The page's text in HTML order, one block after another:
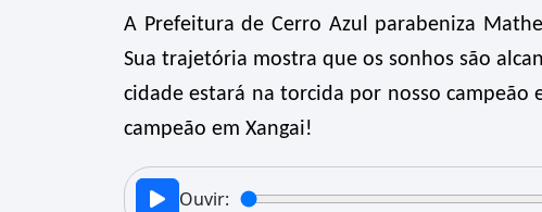
A Prefeitura de Cerro Azul parabeniza
Sua trajetória mostra que os sonhos são
cidade estará na torcida por nosso campeão
campeão em Xangai!
Ouvir: